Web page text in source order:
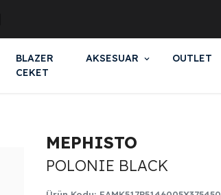
BLAZER
CEKET
AKSESUAR OUTLET
MEPHISTO
POLONIE BLACK